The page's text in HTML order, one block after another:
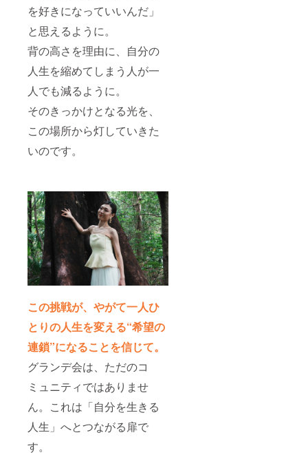
を好きになっていいんだ」
と思えるように。
背の高さを理由に、自分の
人生を縮めてしまう人が一
人でも減るように。
そのきっかけとなる光を、
この場所から灯していきた
いのです。
この挑戦が、やがて一人ひ
とりの人生を変える“希望の
連鎖”になることを信じて。
グランデ会は、ただのコ
ミュニティではありませ
ん。これは「自分を生きる
人生」へとつながる扉で
す。